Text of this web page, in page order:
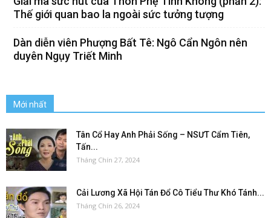
Thế giới quan bao la ngoài sức tưởng tượng
Dàn diễn viên Phượng Bất Tê: Ngô Cẩn Ngôn nên
duyên Ngụy Triết Minh
Mới nhất
Tân Cổ Hay Anh Phải Sống – NSƯT Cẩm Tiên,
Tấn...
Tháng Chín 27, 2024
Cải Lương Xã Hội Tán Đổ Cô Tiểu Thư Khó Tánh...
Tháng Chín 26, 2024